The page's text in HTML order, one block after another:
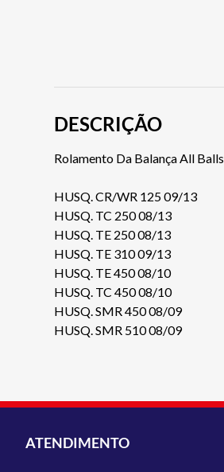
DESCRIÇÃO
Rolamento Da Balança All Balls
HUSQ. CR/WR 125 09/13
HUSQ. TC 250 08/13
HUSQ. TE 250 08/13
HUSQ. TE 310 09/13
HUSQ. TE 450 08/10
HUSQ. TC 450 08/10
HUSQ. SMR 450 08/09
HUSQ. SMR 510 08/09
ATENDIMENTO